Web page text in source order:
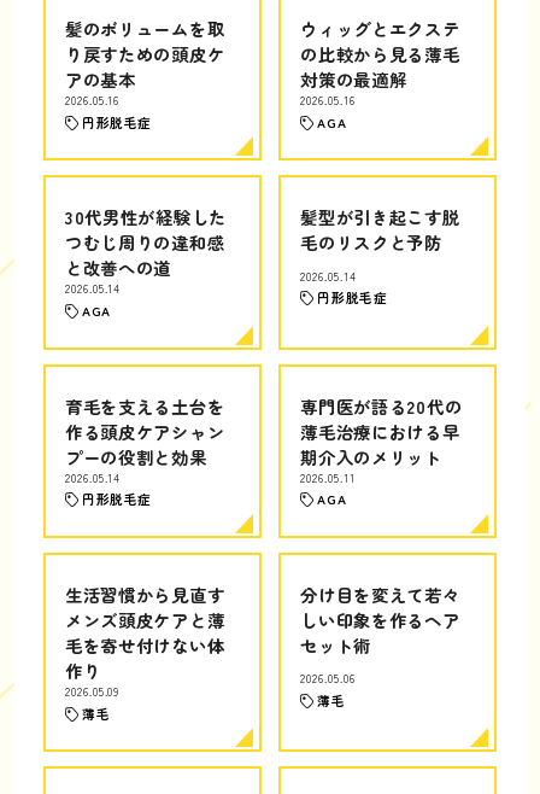
髪のボリュームを取
り戻すための頭皮ケ
アの基本
2026.05.16
円形脱毛症
ウィッグとエクステ
の比較から見る薄毛
対策の最適解
2026.05.16
AGA
30代男性が経験した
つむじ周りの違和感
と改善への道
2026.05.14
AGA
髪型が引き起こす脱
毛のリスクと予防
2026.05.14
円形脱毛症
育毛を支える土台を
作る頭皮ケアシャン
プーの役割と効果
2026.05.14
円形脱毛症
専門医が語る20代の
薄毛治療における早
期介入のメリット
2026.05.11
AGA
生活習慣から見直す
メンズ頭皮ケアと薄
毛を寄せ付けない体
作り
2026.05.09
薄毛
分け目を変えて若々
しい印象を作るヘア
セット術
2026.05.06
薄毛